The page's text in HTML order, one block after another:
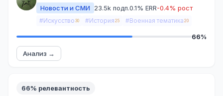
Новости и СМИ
23.5k подп.0.1% ERR-0.4% рост
#Искусство 30 #История 25 #Военная тематика 20
66%
Анализ →
66% релевантность